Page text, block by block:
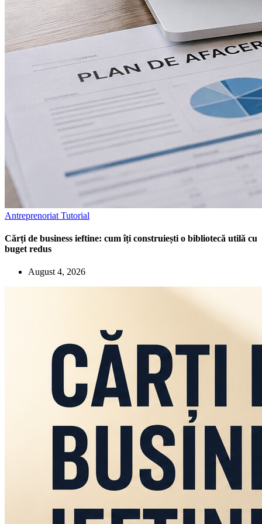
Antreprenoriat Tutorial
Cărți de business ieftine: cum îți construiești o bibliotecă utilă cu
buget redus
August 4, 2026